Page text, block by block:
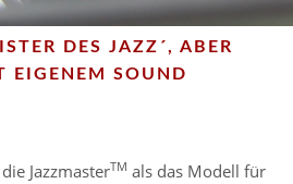
DES JAZZ´, ABER
EIGENEM SOUND
JazzmasterTM als das Modell für